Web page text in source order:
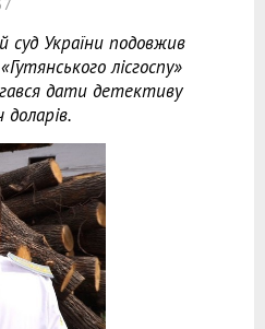
України подовжив
лісгоспу»
дати детективу